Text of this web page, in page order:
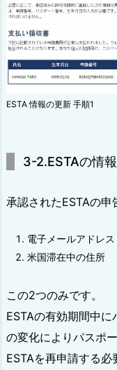
ESTA 情報の更新 手順1
3-2.ESTAの情
承認されたESTAの申
電子メールアドレス
米国滞在中の住所
この2つのみです。
ESTAの有効期間中
の変化によりパスポ
ESTAを再申請する必